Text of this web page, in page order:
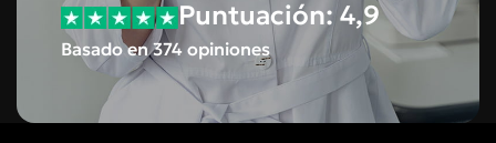
Puntuación: 4,9
Basado en 374 opiniones